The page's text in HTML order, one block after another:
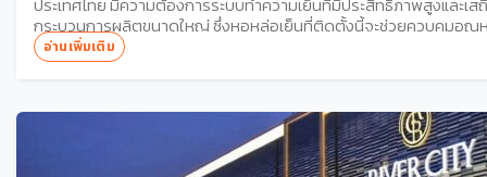
ประเทศไทย มีความต้องการระบบทำความเย็นที่มีประสิทธิภาพสูงและเ
กระบวนการผลิตขนาดใหญ่ ซึ่งหอหล่อเย็นที่ติดตั้งนี้จะช่วยควบคุมอุณ
อัตราการไหลที่สูงอย่างต่อเนื่องรายละเอียดทางเทคนิคของโซลูชัน บี.ก
การติดตั้งระบบคูลลิ่งทาวเวอร์ ให้แก่ DOW CHEMICAL ณ สถานที่ตั้ง
ของอุตสาหกรรมเคมีภัณฑ์ หอหล่อเย็นมีขนาด 10 x 10 m และประกอบด้
สามารถรองรับอัตราการไหลของน้ำหล่อเย็นได้ถึง 1,290 m3/hr เพื่อ
ความเสถียรของกระบวนการผลิต
อ่านเพิ่มเติม